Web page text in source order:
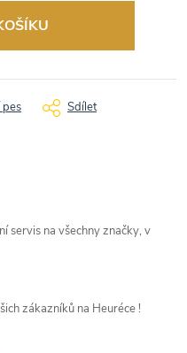
pes Sdílet
servis na všechny značky, v
zákazníků na Heuréce !